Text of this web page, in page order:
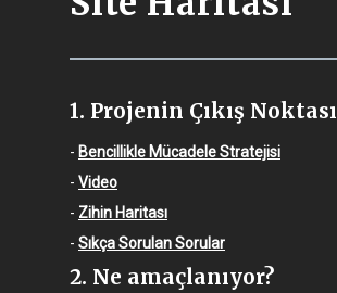
1. Projenin Çıkış Noktası
- Bencillikle Mücadele Stratejisi
- Video
- Zihin Haritası
- Sıkça Sorulan Sorular
2. Ne amaçlanıyor?